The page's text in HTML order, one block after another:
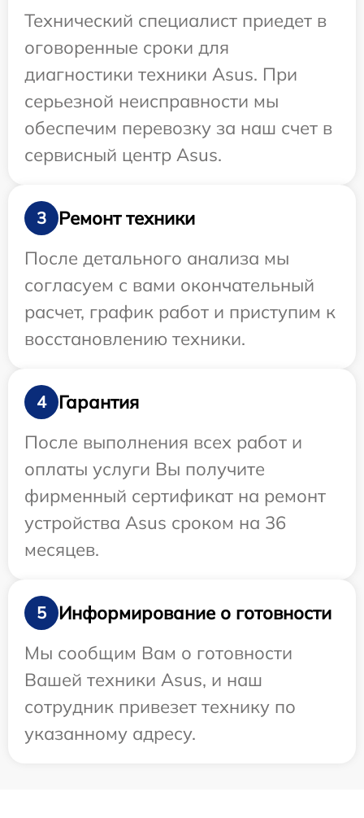
Технический специалист приедет в
оговоренные сроки для
диагностики техники Asus. При
серьезной неисправности мы
обеспечим перевозку за наш счет в
сервисный центр Asus.
3
Ремонт техники
После детального анализа мы
согласуем с вами окончательный
расчет, график работ и приступим к
восстановлению техники.
4
Гарантия
После выполнения всех работ и
оплаты услуги Вы получите
фирменный сертификат на ремонт
устройства Asus сроком на 36
месяцев.
5
Информирование о готовности
Мы сообщим Вам о готовности
Вашей техники Asus, и наш
сотрудник привезет технику по
указанному адресу.